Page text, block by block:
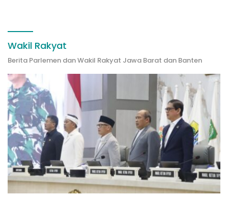
Wakil Rakyat
Berita Parlemen dan Wakil Rakyat Jawa Barat dan Banten